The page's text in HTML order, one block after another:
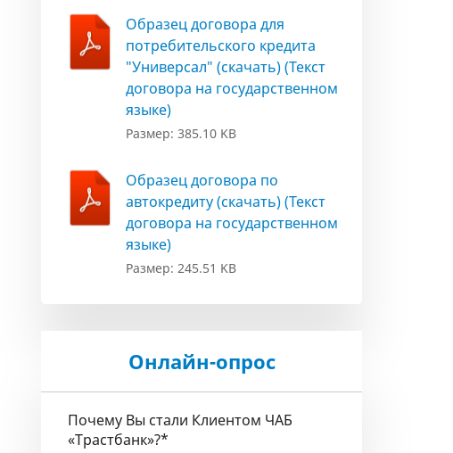
Образец договора для
потребительского кредита
"Универсал" (скачать) (Текст
договора на государственном
языке)
Размер: 385.10 KB
Образец договора по
автокредиту (скачать) (Текст
договора на государственном
языке)
Размер: 245.51 KB
Онлайн-опрос
Почему Вы стали Клиентом ЧАБ
«Трастбанк»?*